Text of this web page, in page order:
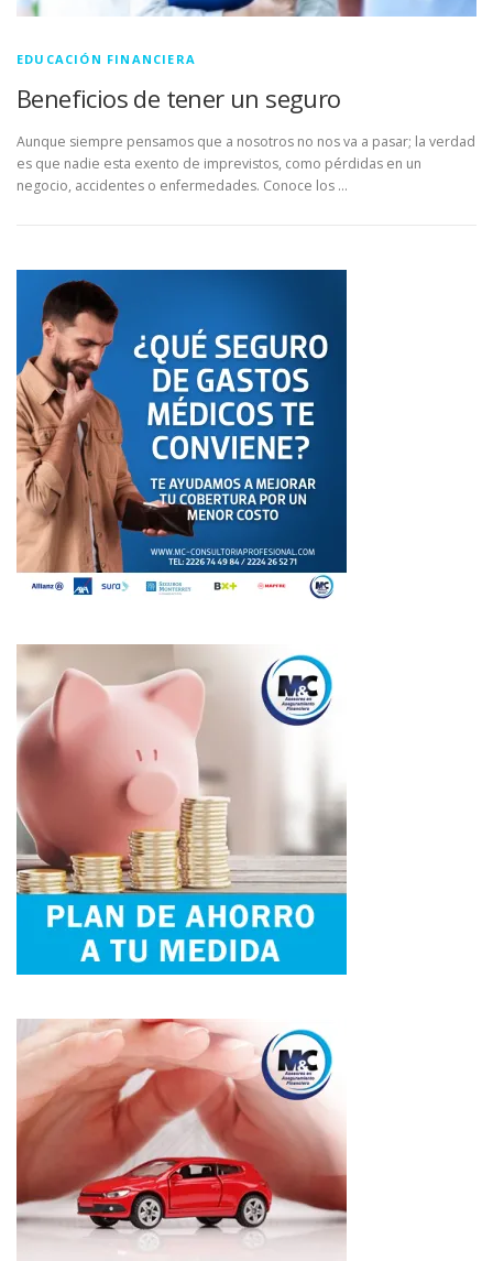
EDUCACIÓN FINANCIERA
Beneficios de tener un seguro
Aunque siempre pensamos que a nosotros no nos va a pasar; la verdad
es que nadie esta exento de imprevistos, como pérdidas en un
negocio, accidentes o enfermedades. Conoce los …